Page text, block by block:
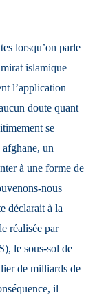
lorsqu’on parle
islamique
l’application
doute quant
se
afghane, un
à une forme de
nous
déclarait à la
réalisée par
le sous-sol de
de milliards de
il